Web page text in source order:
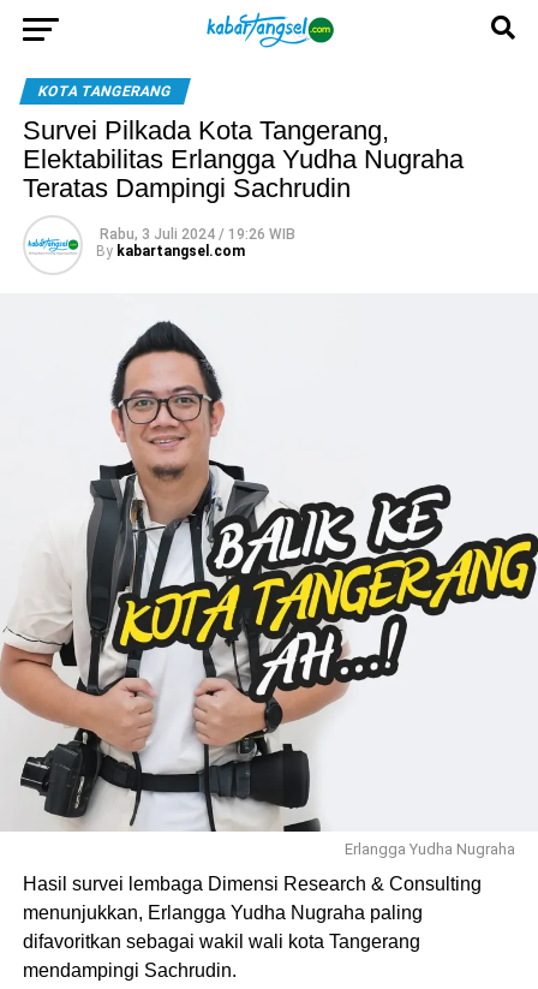
KOTA TANGERANG
Survei Pilkada Kota Tangerang,
Elektabilitas Erlangga Yudha Nugraha
Teratas Dampingi Sachrudin
Rabu, 3 Juli 2024 / 19:26 WIB
By kabartangsel.com
Erlangga Yudha Nugraha
Hasil survei lembaga Dimensi Research & Consulting
menunjukkan, Erlangga Yudha Nugraha paling
difavoritkan sebagai wakil wali kota Tangerang
mendampingi Sachrudin.